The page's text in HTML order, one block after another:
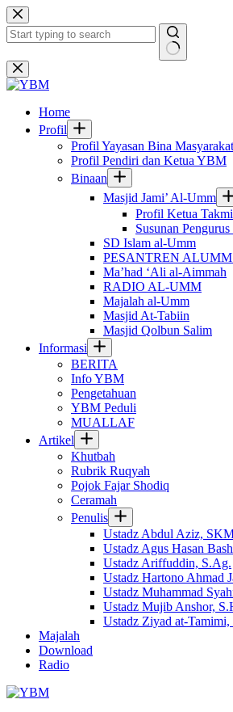
Skip
to
content
No
results
Home
Profil
Profil Yayasan Bina
Profil Pendiri dan Ketua YBM
Binaan
Masjid Jami’ Al-Umm
Profil Ketua
Susunan
SD Islam al-Umm
PESANTREN ALUMM
Ma’had ‘Ali al-Aimmah
RADIO AL-UMM
Majalah al-Umm
Masjid At-Tabiin
Masjid Qolbun Salim
Informasi
BERITA
Info YBM
Pengetahuan
YBM Peduli
MUALLAF
Artikel
Khutbah
Rubrik Ruqyah
Pojok Fajar Shodiq
Ceramah
Penulis
Ustadz Abdul Aziz,
Ustadz Agus Hasan
Ustadz Ariffuddin, S.Ag.
Ustadz Hartono Ahmad
Ustadz Muhammad
Ustadz Mujib Anshor,
Ustadz Ziyad at-
Majalah
Download
Radio